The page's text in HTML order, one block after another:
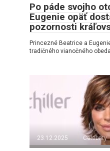
Po páde svojho
Eugenie opäť
pozornosti
Princezné Beatrice a
tradičného vianočného
23.12.2025 Celebrity